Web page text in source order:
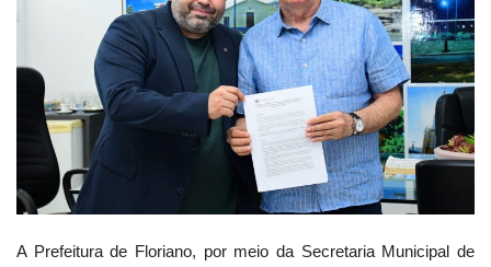
Webmail
Contato
A Prefeitura de Floriano, por meio da Secretaria Municipal de